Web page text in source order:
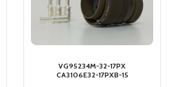
VG95234M-32-17PX
CA3106E32-17PXB-15